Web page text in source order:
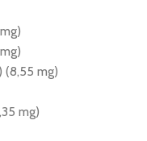
(8,55 mg)
mg)